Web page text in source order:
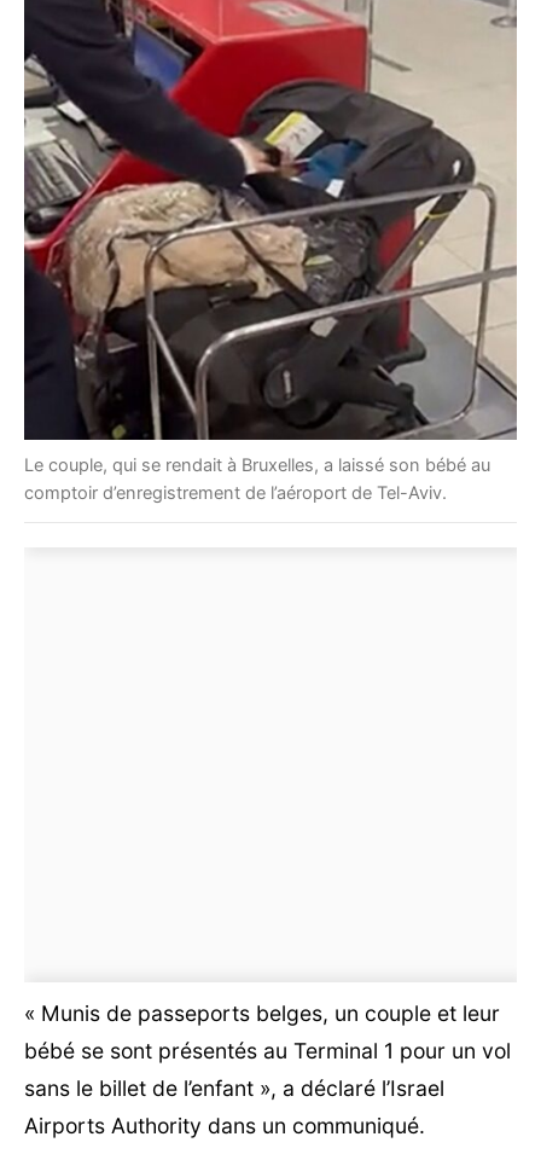
Le couple, qui se rendait à Bruxelles, a laissé son bébé au
comptoir d’enregistrement de l’aéroport de Tel-Aviv.
« Munis de passeports belges, un couple et leur
bébé se sont présentés au Terminal 1 pour un vol
sans le billet de l’enfant », a déclaré l’Israel
Airports Authority dans un communiqué.